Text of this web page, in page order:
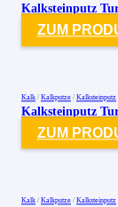
Kalksteinputz
ZUM
Kalk / Kalkputze / Kalksteinputz
Kalksteinputz
ZUM
Kalk / Kalkputze / Kalksteinputz